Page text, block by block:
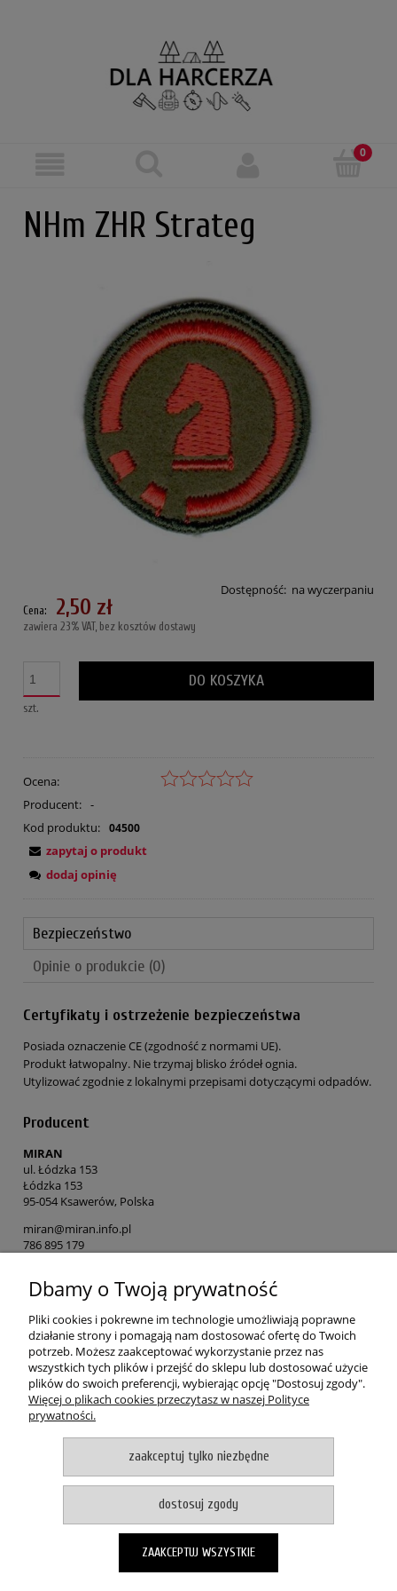
NHm ZHR Strateg
Dostępność: na wyczerpaniu
Cena: 2,50 zł
zawiera 23% VAT, bez kosztów dostawy
szt.
DO KOSZYKA
Ocena:
Producent: -
Kod produktu:
04500
zapytaj o produkt
dodaj opinię
Bezpieczeństwo
Opinie o produkcie (0)
Certyfikaty i ostrzeżenie bezpieczeństwa
Posiada oznaczenie CE (zgodność z normami UE).
Produkt łatwopalny. Nie trzymaj blisko źródeł ognia.
Utylizować zgodnie z lokalnymi przepisami dotyczącymi odpadów.
Producent
MIRAN
ul. Łódzka 153
Łódzka 153
95-054 Ksawerów, Polska
miran@miran.info.pl
786 895 179
Osoba odpowiedzialna na terenie UE
MIRAN
ul. Łódzka 153
90-054 Ksawerów, Polska
miran@miran.info.pl
786 895 179
POMOC
MOJE KONTO
PŁATNOŚCI I DOSTAWA
O NAS
Dbamy o Twoją prywatność
Pliki cookies i pokrewne im technologie umożliwiają poprawne
działanie strony i pomagają nam dostosować ofertę do Twoich
potrzeb. Możesz zaakceptować wykorzystanie przez nas
wszystkich tych plików i przejść do sklepu lub dostosować użycie
plików do swoich preferencji, wybierając opcję "Dostosuj zgody".
Więcej o plikach cookies przeczytasz w naszej Polityce
prywatności.
zaakceptuj tylko niezbędne
dostosuj zgody
ZAAKCEPTUJ WSZYSTKIE